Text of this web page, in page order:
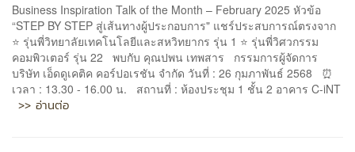
Business Inspiration Talk of the Month – February 2025 หัวข้อ
“STEP BY STEP สู่เส้นทางผู้ประกอบการ" แชร์ประสบการณ์ตรงจาก
⭐ รุ่นพี่วิทยาลัยเทคโนโลยีและสหวิทยากร รุ่น 1 ⭐ รุ่นพี่วิศวกรรม
คอมพิวเตอร์ รุ่น 22 พบกับ คุณปพน เทพสาร กรรมการผู้จัดการ
บริษัท เอ็ดดูเคติค คอร์ปอเรชัน จำกัด วันที่ : 26 กุมภาพันธ์ 2568 ⏰
เวลา : 13.30 - 16.00 น. สถานที่ : ห้องประชุม 1 ชั้น 2 อาคาร C-iNT
>> อ่านต่อ